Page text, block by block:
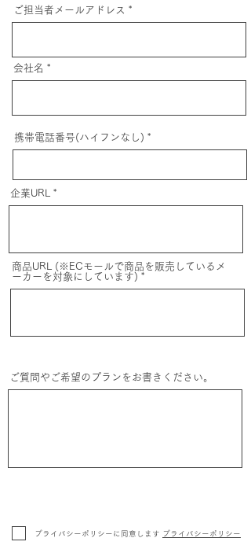
ご担当者メールアドレス
会社名
携帯電話番号(ハイフンなし)
企業URL
商品URL (※ECモールで商品を販売しているメ
ーカーを対象にしています)
ご質問やご希望のプランをお書きください。
プライバシーポリシーに同意します プライバシーポリシー